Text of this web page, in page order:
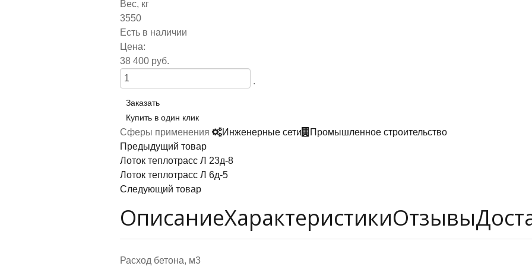
Вес, кг
3550
Есть в наличии
Цена:
38 400 руб.
.
Заказать
Купить в один клик
Сферы применения Инженерные сети
Промышленное строительство
Предыдущий товар
Лоток теплотрасс Л 23д-8
Лоток теплотрасс Л 6д-5
Следующий товар
ОписаниеХарактеристикиОтзывы
Расход бетона, м3